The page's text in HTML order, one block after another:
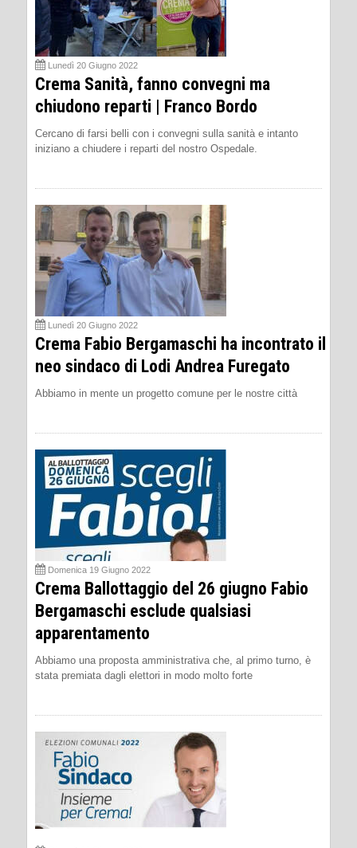
Lunedì 20 Giugno 2022
Crema Sanità, fanno convegni ma
chiudono reparti | Franco Bordo
Cercano di farsi belli con i convegni sulla sanità e intanto
iniziano a chiudere i reparti del nostro Ospedale.
Lunedì 20 Giugno 2022
Crema Fabio Bergamaschi ha incontrato il
neo sindaco di Lodi Andrea Furegato
Abbiamo in mente un progetto comune per le nostre città
Domenica 19 Giugno 2022
Crema Ballottaggio del 26 giugno Fabio
Bergamaschi esclude qualsiasi
apparentamento
Abbiamo una proposta amministrativa che, al primo turno, è
stata premiata dagli elettori in modo molto forte